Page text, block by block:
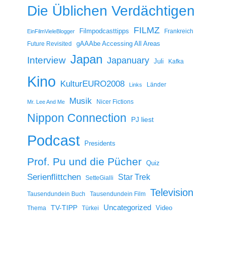
Die Üblichen Verdächtigen
EinFilmVieleBlogger Filmpodcasttipps FILMZ
Frankreich
Future Revisited
gAAAbe Accessing All Areas
Interview Japan Japanuary Juli Kafka
Kino KulturEURO2008 Links Länder
Mr. Lee And Me Musik Nicer Fictions
Nippon Connection PJ liest
Podcast Presidents
Prof. Pu und die Pücher Quiz
Serienflittchen SetteGialli Star Trek
Tausendundein Buch Tausendundein Film Television
Thema TV-TIPP Türkei Uncategorized Video